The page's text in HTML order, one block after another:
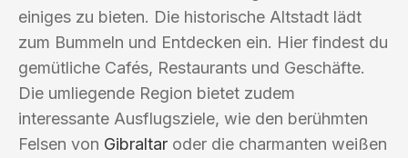
einiges zu bieten. Die historische Altstadt lädt
zum Bummeln und Entdecken ein. Hier findest du
gemütliche Cafés, Restaurants und Geschäfte.
Die umliegende Region bietet zudem
interessante Ausflugsziele, wie den berühmten
Felsen von Gibraltar oder die charmanten weißen